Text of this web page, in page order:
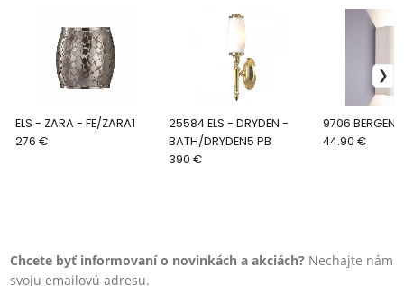
ELS - ZARA - FE/ZARA1
276 €
25584 ELS - DRYDEN -
BATH/DRYDEN5 PB
390 €
9706 BERGEN
44.90 €
Chcete byť informovaní o novinkách a akciách? Nechajte nám
svoju emailovú adresu.